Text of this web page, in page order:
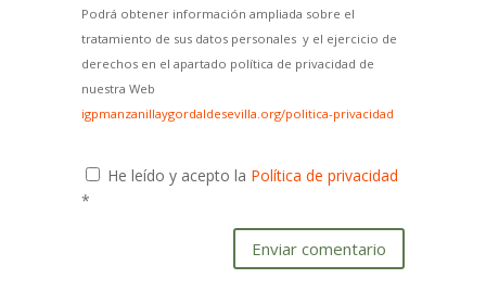
Podrá obtener información ampliada sobre el
tratamiento de sus datos personales y el ejercicio de
derechos en el apartado política de privacidad de
nuestra Web
igpmanzanillaygordaldesevilla.org/politica-privacidad
He leído y acepto la Política de privacidad
*
Enviar comentario